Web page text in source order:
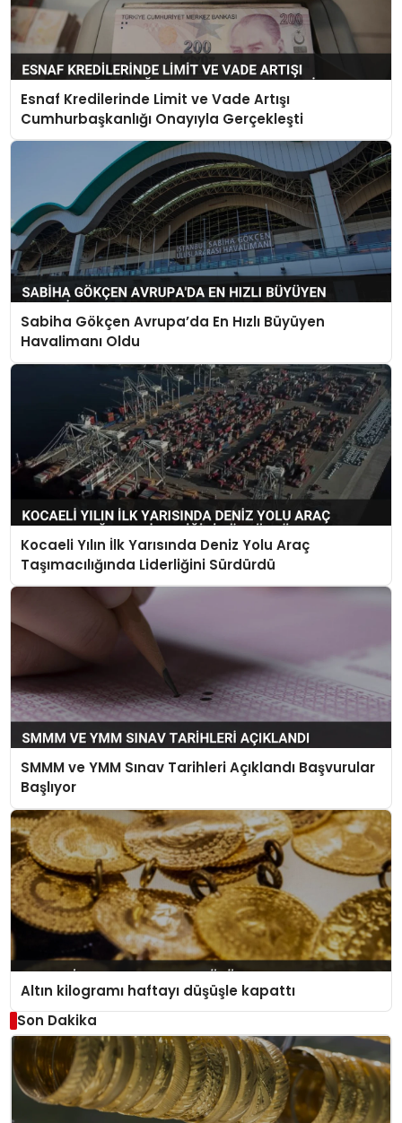
Esnaf Kredilerinde Limit ve Vade Artışı
Cumhurbaşkanlığı Onayıyla Gerçekleşti
Sabiha Gökçen Avrupa’da En Hızlı Büyüyen
Havalimanı Oldu
Kocaeli Yılın İlk Yarısında Deniz Yolu Araç
Taşımacılığında Liderliğini Sürdürdü
SMMM ve YMM Sınav Tarihleri Açıklandı Başvurular
Başlıyor
Altın kilogramı haftayı düşüşle kapattı
Son Dakika